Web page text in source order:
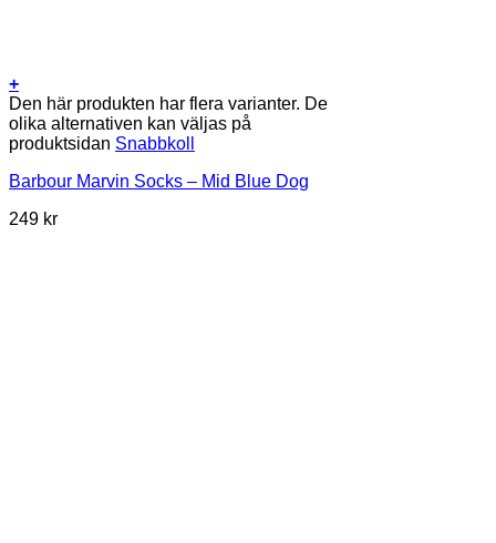
+
Den här produkten har flera varianter. De
olika alternativen kan väljas på
produktsidan Snabbkoll
Barbour Marvin Socks – Mid Blue Dog
249 kr